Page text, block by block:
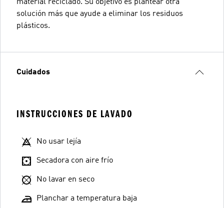
material reciclado. Su objetivo es plantear otra
solución más que ayude a eliminar los residuos
plásticos.
Cuidados
INSTRUCCIONES DE LAVADO
No usar lejía
Secadora con aire frío
No lavar en seco
Planchar a temperatura baja